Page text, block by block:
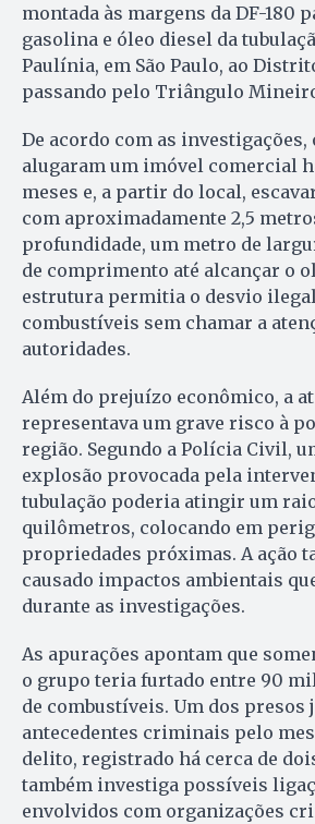
montada às margens da DF-180
gasolina e óleo diesel da
Paulínia, em São Paulo, ao
passando pelo Triângulo
De acordo com as investigações,
alugaram um imóvel comercial
meses e, a partir do local,
com aproximadamente 2,5
profundidade, um metro de
de comprimento até alcançar o
estrutura permitia o desvio
combustíveis sem chamar a
autoridades.
Além do prejuízo econômico, a
representava um grave risco à
região. Segundo a Polícia Civil,
explosão provocada pela
tubulação poderia atingir um
quilômetros, colocando em
propriedades próximas. A ação
causado impactos ambientais
durante as investigações.
As apurações apontam que
o grupo teria furtado entre 90
de combustíveis. Um dos presos
antecedentes criminais pelo
delito, registrado há cerca de
também investiga possíveis
envolvidos com organizações